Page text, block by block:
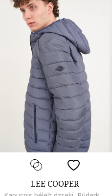
LEE COOPER